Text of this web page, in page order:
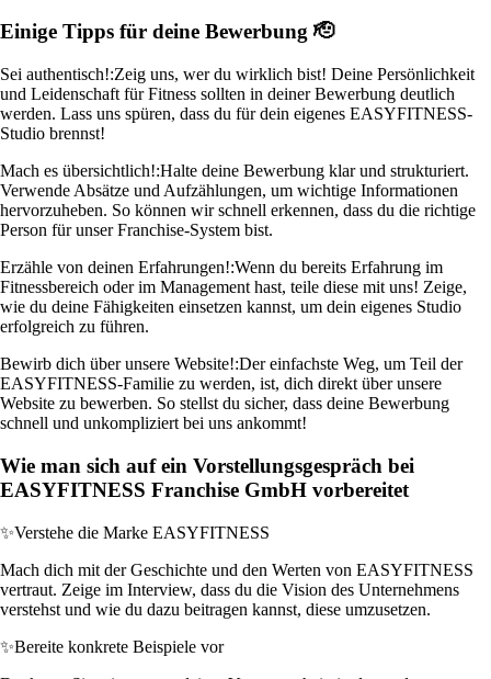
Einige Tipps für deine Bewerbung 🫡
Sei authentisch!:Zeig uns, wer du wirklich bist! Deine Persönlichkeit
und Leidenschaft für Fitness sollten in deiner Bewerbung deutlich
werden. Lass uns spüren, dass du für dein eigenes EASYFITNESS-
Studio brennst!
Mach es übersichtlich!:Halte deine Bewerbung klar und strukturiert.
Verwende Absätze und Aufzählungen, um wichtige Informationen
hervorzuheben. So können wir schnell erkennen, dass du die richtige
Person für unser Franchise-System bist.
Erzähle von deinen Erfahrungen!:Wenn du bereits Erfahrung im
Fitnessbereich oder im Management hast, teile diese mit uns! Zeige,
wie du deine Fähigkeiten einsetzen kannst, um dein eigenes Studio
erfolgreich zu führen.
Bewirb dich über unsere Website!:Der einfachste Weg, um Teil der
EASYFITNESS-Familie zu werden, ist, dich direkt über unsere
Website zu bewerben. So stellst du sicher, dass deine Bewerbung
schnell und unkompliziert bei uns ankommt!
Wie man sich auf ein Vorstellungsgespräch bei
EASYFITNESS Franchise GmbH vorbereitet
✨Verstehe die Marke EASYFITNESS
Mach dich mit der Geschichte und den Werten von EASYFITNESS
vertraut. Zeige im Interview, dass du die Vision des Unternehmens
verstehst und wie du dazu beitragen kannst, diese umzusetzen.
✨Bereite konkrete Beispiele vor